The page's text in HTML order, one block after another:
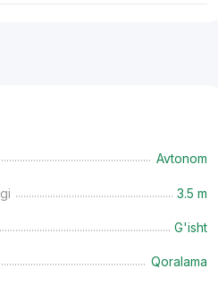
Avtonom
3.5 m
G'isht
Qoralama